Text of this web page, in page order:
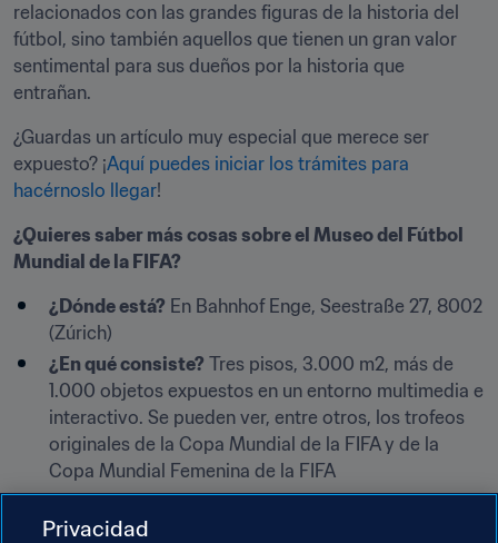
relacionados con las grandes figuras de la historia del
fútbol, sino también aquellos que tienen un gran valor
sentimental para sus dueños por la historia que
entrañan.
¿Guardas un artículo muy especial que merece ser
expuesto? ¡Aquí puedes iniciar los trámites para
hacérnoslo llegar!
¿Quieres saber más cosas sobre el Museo del Fútbol
Mundial de la FIFA?
¿Dónde está? En Bahnhof Enge, Seestraße 27, 8002
(Zúrich)
¿En qué consiste? Tres pisos, 3.000 m2, más de
1.000 objetos expuestos en un entorno multimedia e
interactivo. Se pueden ver, entre otros, los trofeos
originales de la Copa Mundial de la FIFA y de la
Copa Mundial Femenina de la FIFA
¿Cuándo puedo visitarlo? De martes a jueves, entre
las 10:00 y las 19:00. De viernes a domingo, entre
Privacidad